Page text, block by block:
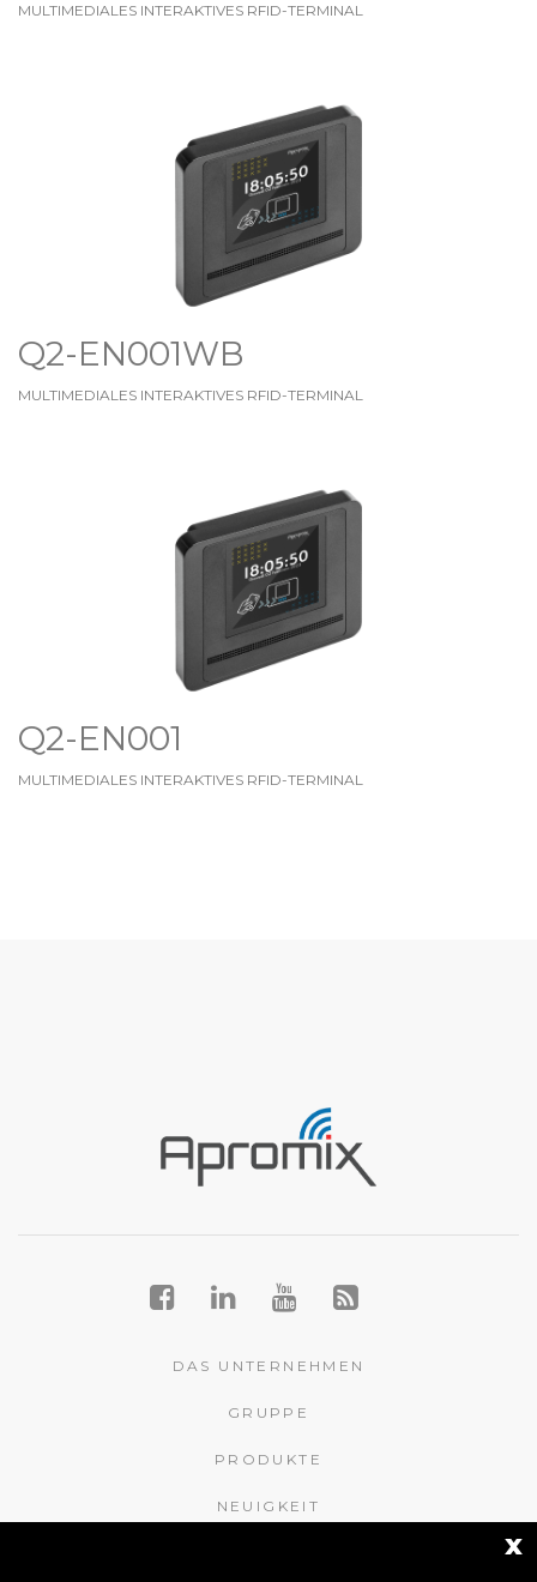
MULTIMEDIALES INTERAKTIVES RFID-TERMINAL
Q2-EN001WB
MULTIMEDIALES INTERAKTIVES RFID-TERMINAL
Q2-EN001
MULTIMEDIALES INTERAKTIVES RFID-TERMINAL
DAS UNTERNEHMEN
GRUPPE
PRODUKTE
NEUIGKEIT
x